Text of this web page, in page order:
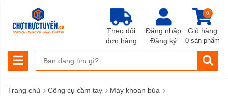
Đăng nhập
Đăng ký
Giỏ hàng
0
0 sản phẩm
Theo dõi
đơn hàng
Trang chủ › Công cụ cầm tay › Máy khoan búa ›